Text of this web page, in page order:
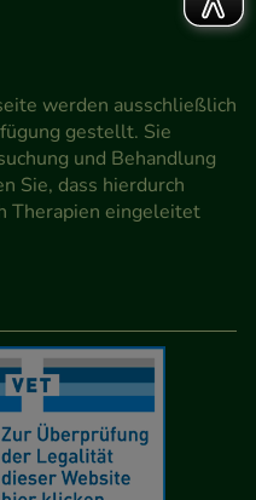
werden ausschließlich
gestellt. Sie
und Behandlung
Sie, dass hierdurch
Therapien eingeleitet